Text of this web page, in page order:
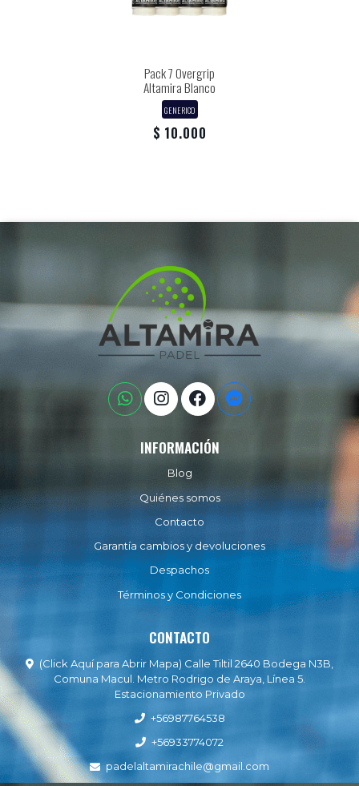
Pack 7 Overgrip
Altamira Blanco
GENERICO
$ 10.000
INFORMACIÓN
Blog
Quiénes somos
Contacto
Garantía cambios y devoluciones
Despachos
Términos y Condiciones
CONTACTO
(Click Aquí para Abrir Mapa) Calle Tiltil 2640 Bodega N3B,
Comuna Macul. Metro Rodrigo de Araya, Línea 5.
Estacionamiento Privado
+56987764538
+56933774072
padelaltamirachile@gmail.com